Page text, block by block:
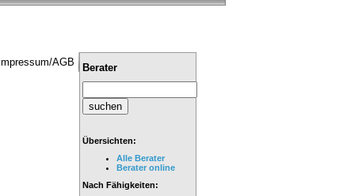
Impressum/AGB
Berater
Übersichten:
Alle Berater
Berater online
Nach Fähigkeiten: